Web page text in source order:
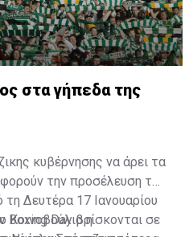
στα γήπεδα της
κυβέρνησης να άρει τα
την προσέλευση των
Δευτέρα 17 Ιανουαρίου
Κοινοβούλιο η
Day βρίσκονται σε